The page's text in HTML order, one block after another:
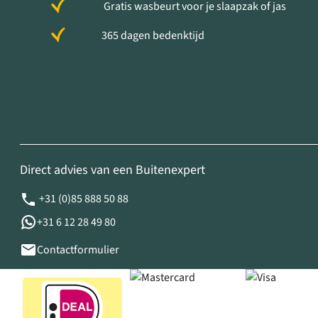
Gratis wasbeurt voor je slaapzak of jas
365 dagen bedenktijd
Direct advies van een Buitenexpert
+31 (0)85 888 50 88
+31 6 12 28 49 80
Contactformulier